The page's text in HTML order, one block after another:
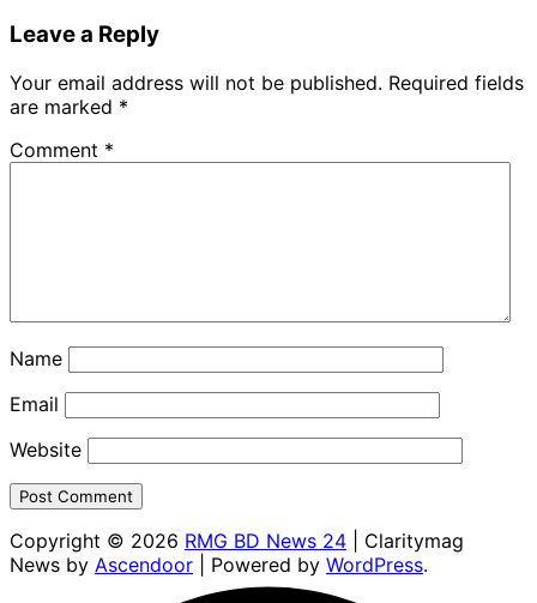
Leave a Reply
Your email address will not be published. Required fields
are marked *
Comment *
Name
Email
Website
Copyright © 2026 RMG BD News 24 | Claritymag
News by Ascendoor | Powered by WordPress.